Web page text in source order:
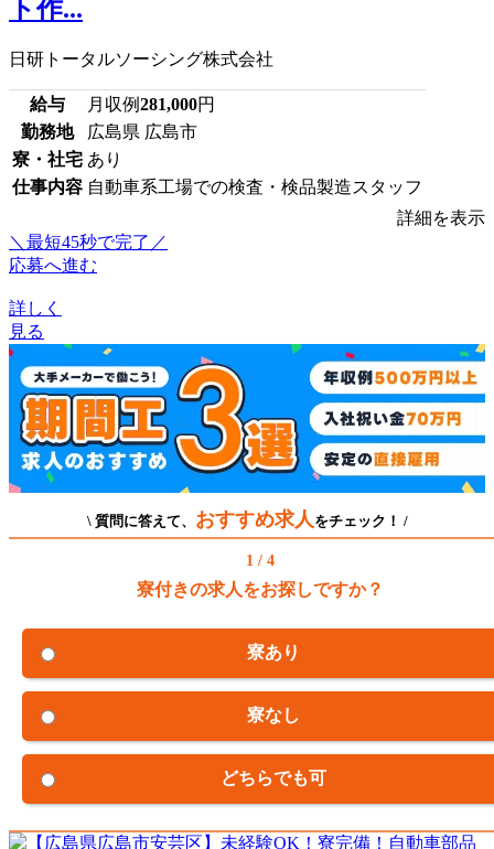
ト作...
日研トータルソーシング株式会社
給与 月収例281,000円
勤務地
広島県 広島市
寮・社宅 あり
仕事内容 自動車系工場での検査・検品製造スタッフ
詳細を表示
＼最短45秒で完了／
応募へ進む
詳しく
見る
\ 質問に答えて、 おすすめ求人 をチェック！ /
1 / 4
寮付きの求人をお探しですか？
寮あり
寮なし
どちらでも可